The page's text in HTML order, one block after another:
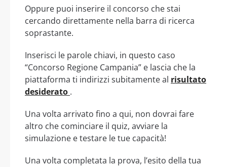
Oppure puoi inserire il concorso che stai
cercando direttamente nella barra di ricerca
soprastante.
Inserisci le parole chiavi, in questo caso
“Concorso Regione Campania” e lascia che la
piattaforma ti indirizzi subitamente al risultato
desiderato .
Una volta arrivato fino a qui, non dovrai fare
altro che cominciare il quiz, avviare la
simulazione e testare le tue capacità!
Una volta completata la prova, l’esito della tua